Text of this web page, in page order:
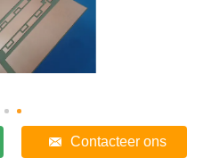
Contacteer ons